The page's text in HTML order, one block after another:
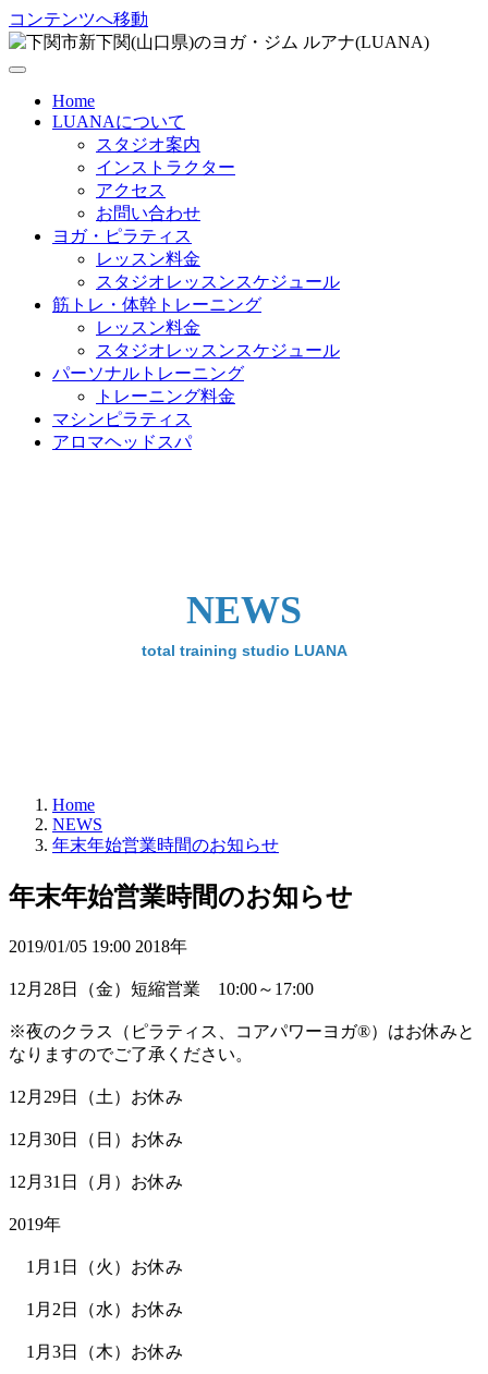
コンテンツへ移動
Home
LUANAについて
スタジオ案内
インストラクター
アクセス
お問い合わせ
ヨガ・ピラティス
レッスン料金
スタジオレッスンスケジュール
筋トレ・体幹トレーニング
レッスン料金
スタジオレッスンスケジュール
パーソナルトレーニング
トレーニング料金
マシンピラティス
アロマヘッドスパ
NEWS
total training studio LUANA
Home
NEWS
年末年始営業時間のお知らせ
年末年始営業時間のお知らせ
2019/01/05 19:00 2018年
12月28日（金）短縮営業 10:00～17:00
※夜のクラス（ピラティス、コアパワーヨガ®）はお休みと
なりますのでご了承ください。
12月29日（土）お休み
12月30日（日）お休み
12月31日（月）お休み
2019年
1月1日（火）お休み
1月2日（水）お休み
1月3日（木）お休み